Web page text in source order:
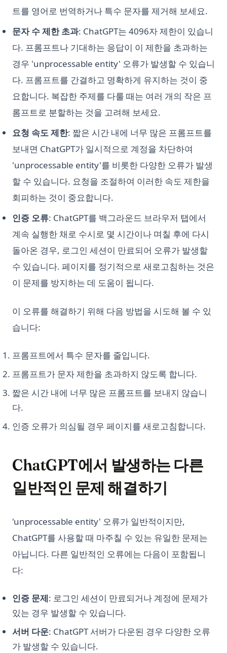
트를 영어로 번역하거나 특수 문자를 제거해 보세요.
문자 수 제한 초과: ChatGPT는 4096자 제한이 있습니
다. 프롬프트나 기대하는 응답이 이 제한을 초과하는
경우 'unprocessable entity' 오류가 발생할 수 있습니
다. 프롬프트를 간결하고 명확하게 유지하는 것이 중
요합니다. 복잡한 주제를 다룰 때는 여러 개의 작은 프
롬프트로 분할하는 것을 고려해 보세요.
요청 속도 제한: 짧은 시간 내에 너무 많은 프롬프트를
보내면 ChatGPT가 일시적으로 계정을 차단하여
'unprocessable entity'를 비롯한 다양한 오류가 발생
할 수 있습니다. 요청을 조절하여 이러한 속도 제한을
회피하는 것이 중요합니다.
인증 오류: ChatGPT를 백그라운드 브라우저 탭에서
계속 실행한 채로 수시로 몇 시간이나 며칠 후에 다시
돌아온 경우, 로그인 세션이 만료되어 오류가 발생할
수 있습니다. 페이지를 정기적으로 새로고침하는 것은
이 문제를 방지하는 데 도움이 됩니다.
이 오류를 해결하기 위해 다음 방법을 시도해 볼 수 있
습니다:
프롬프트에서 특수 문자를 줄입니다.
프롬프트가 문자 제한을 초과하지 않도록 합니다.
짧은 시간 내에 너무 많은 프롬프트를 보내지 않습니
다.
인증 오류가 의심될 경우 페이지를 새로고침합니다.
ChatGPT에서 발생하는 다른
일반적인 문제 해결하기
'unprocessable entity' 오류가 일반적이지만,
ChatGPT를 사용할 때 마주칠 수 있는 유일한 문제는
아닙니다. 다른 일반적인 오류에는 다음이 포함됩니
다:
인증 문제: 로그인 세션이 만료되거나 계정에 문제가
있는 경우 발생할 수 있습니다.
서버 다운: ChatGPT 서버가 다운된 경우 다양한 오류
가 발생할 수 있습니다.